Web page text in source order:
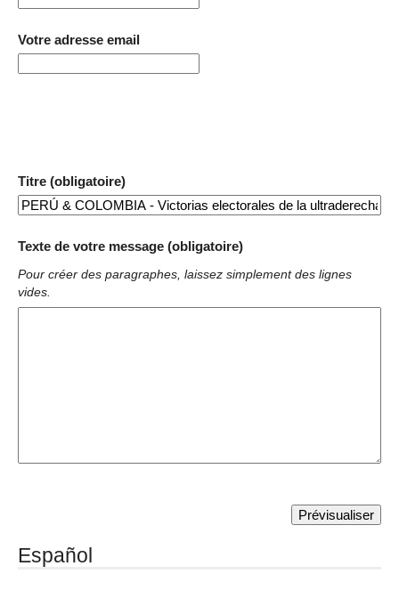
Votre adresse email
Titre (obligatoire)
Texte de votre message (obligatoire)
Pour créer des paragraphes, laissez simplement des lignes
vides.
Español